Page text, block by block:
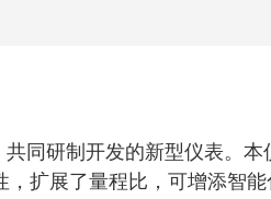
同研制开发的新型仪表。本
扩展了量程比，可增添智